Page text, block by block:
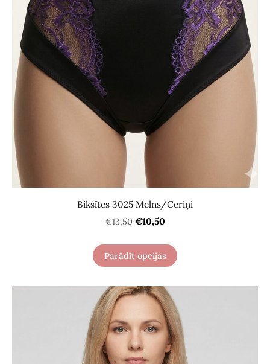
Biksītes 3025 Melns/Сeriņi
€13,50 €10,50
Parādīt opcijas